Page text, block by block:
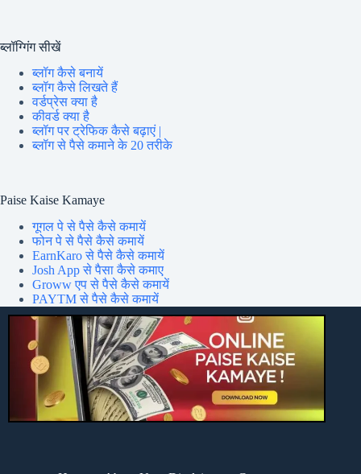
ब्लॉग्गिंग सीखें
ब्लॉग कैसे बनायें
ब्लॉग कैसे लिखते हैं
वर्डप्रेस क्या है
कीवर्ड क्या है
ब्लॉग पर ट्रेफिक कैसे बढ़ाएं |
ब्लॉग से पैसे कमाने के 20 तरीके
Paise Kaise Kamaye
गूगल पे से पैसे कैसे कमायें
फोन पे से पैसे कैसे कमायें
EarnKaro से पैसे कैसे कमायें
Josh App से पैसा कैसे कमाए
Groww एप से पैसे कैसे कमायें
PAYTM से पैसे कैसे कमायें